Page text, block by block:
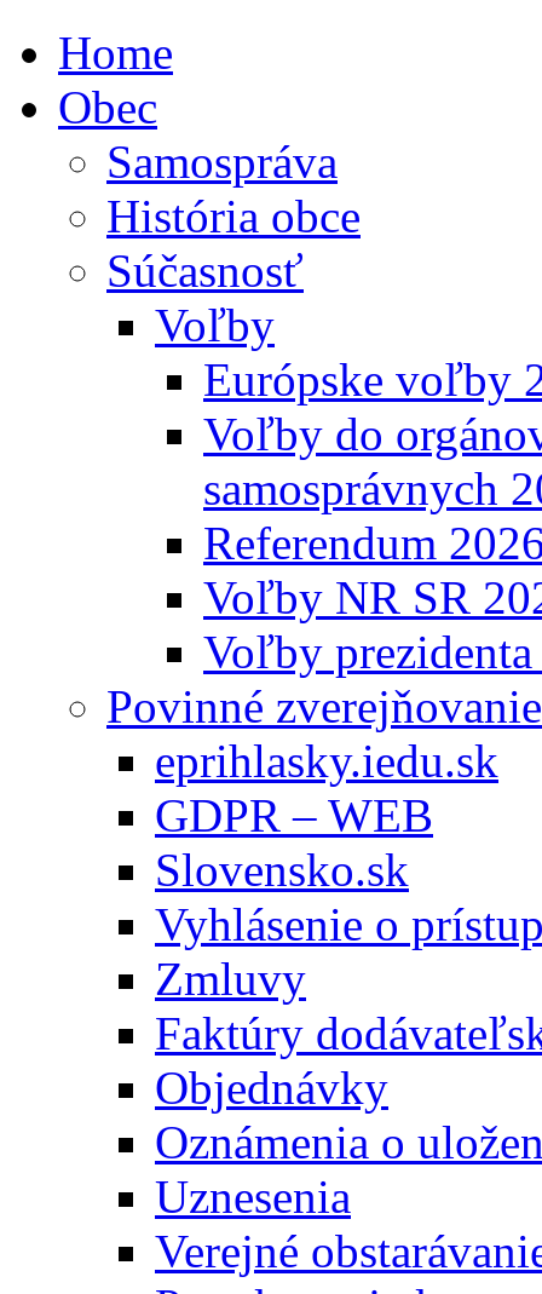
Home
Obec
Samospráva
História obce
Súčasnosť
Voľby
Európske voľby
Voľby do
samosprávnych
Referendum
Voľby NR SR
Voľby
Povinné zverejňovanie
eprihlasky.iedu.sk
GDPR – WEB
Slovensko.sk
Vyhlásenie o
Zmluvy
Faktúry
Objednávky
Oznámenia o
Uznesenia
Verejné